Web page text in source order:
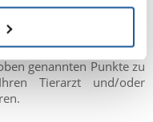
hat, uns zu beißen, und
nie zuvor besonders
dass er uns etwas
genannten Punkte zu
Tierarzt und/oder